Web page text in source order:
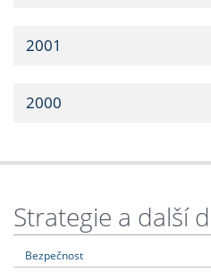
2001
2000
Strategie a další
Bezpečnost